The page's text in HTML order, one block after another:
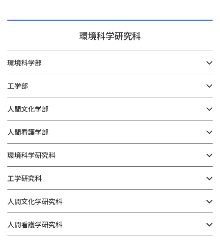
環境科学研究科
環境科学部
工学部
人間文化学部
人間看護学部
環境科学研究科
工学研究科
人間文化学研究科
人間看護学研究科